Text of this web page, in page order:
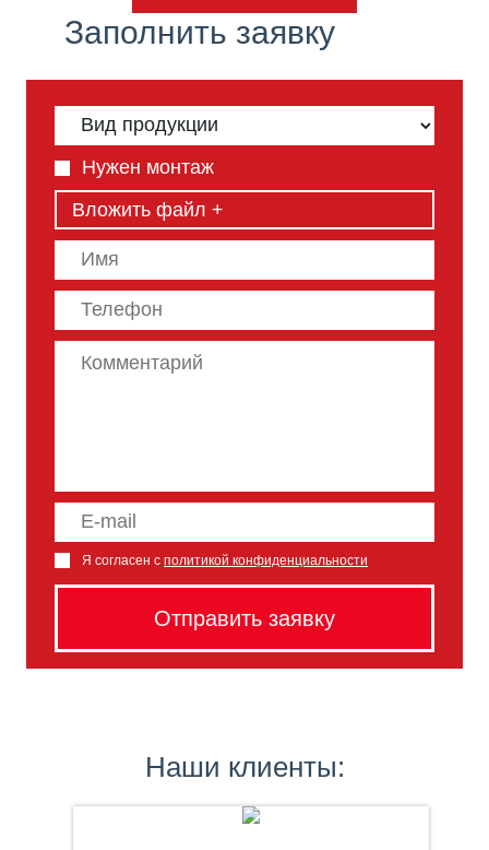
Заполнить заявку
Нужен монтаж
Вложить файл +
Я согласен с политикой конфиденциальности
Наши клиенты: